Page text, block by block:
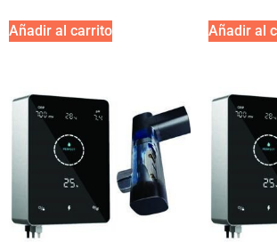
Añadir al carrito Añadir al